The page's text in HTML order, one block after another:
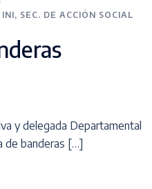
INI, SEC. DE ACCIÓN SOCIAL
y delegada Departamental
de banderas […]